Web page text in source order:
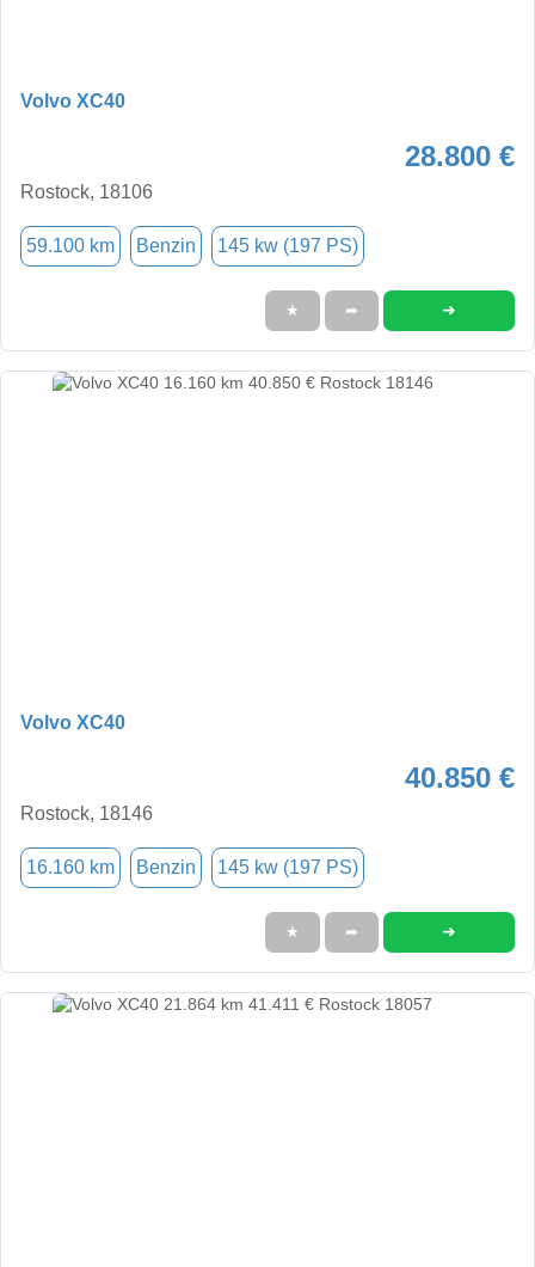
Volvo XC40
28.800 €
Rostock, 18106
59.100 km Benzin 145 kw (197 PS)
★ ➦ ➜
Volvo XC40
40.850 €
Rostock, 18146
16.160 km Benzin 145 kw (197 PS)
★ ➦ ➜